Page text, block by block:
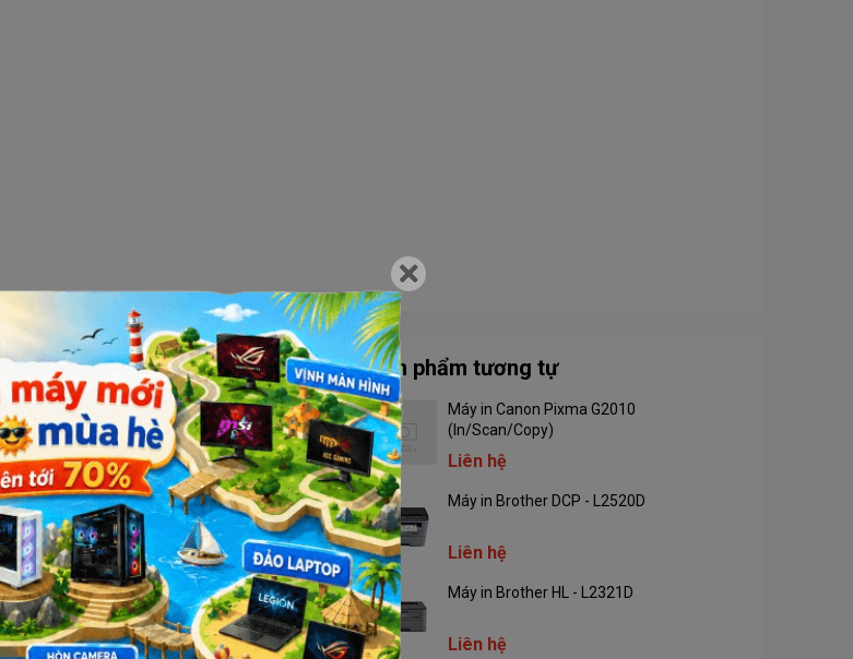
Sản phẩm tương tự
Máy in Canon Pixma G2010
(In/Scan/Copy)
Liên hệ
Máy in Brother DCP - L2520D
Liên hệ
Máy in Brother HL - L2321D
Liên hệ